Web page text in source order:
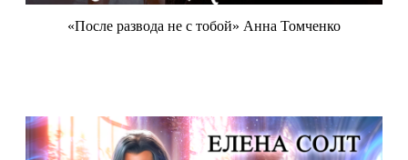
«После развода не с тобой» Анна Томченко